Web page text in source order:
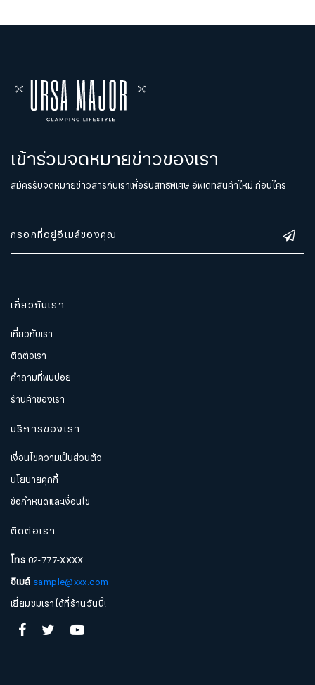
เข้าร่วมจดหมายข่าวของเรา
สมัครรับจดหมายข่าวสารกับเราเพื่อรับสิทธิพิเศษ อัพเดทสินค้าใหม่ ก่อนใคร
เกี่ยวกับเรา
เกี่ยวกับเรา
ติดต่อเรา
คำถามที่พบบ่อย
ร้านค้าของเรา
บริการของเรา
เงื่อนไขความเป็นส่วนตัว
นโยบายคุกกี้
ข้อกำหนดและเงื่อนไข
ติดต่อเรา
โทร 02-777-XXXX
อีเมล์ sample@xxx.com
เยี่ยมชมเราได้ที่ร้านวันนี้!
สมัครรับจดหมายข่าว
ชื่อ